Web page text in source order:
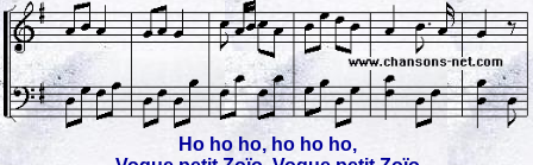
Ho ho ho, ho ho ho,